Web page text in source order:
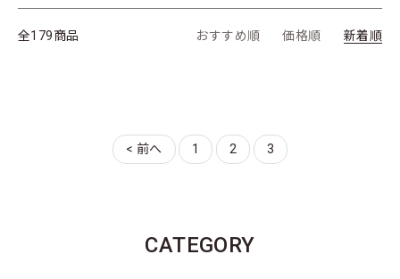
全179商品 おすすめ順 価格順 新着順
< 前へ 1 2 3
CATEGORY